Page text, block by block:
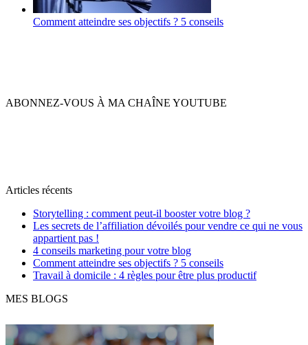
Comment atteindre ses objectifs ? 5 conseils
ABONNEZ-VOUS À MA CHAÎNE YOUTUBE
Articles récents
Storytelling : comment peut-il booster votre blog ?
Les secrets de l’affiliation dévoilés pour vendre ce qui ne vous
appartient pas !
4 conseils marketing pour votre blog
Comment atteindre ses objectifs ? 5 conseils
Travail à domicile : 4 règles pour être plus productif
MES BLOGS